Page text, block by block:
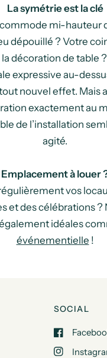
La symétrie est la clé
mi-hauteur
dépouillé ? Votre
décoration de table
expressive au-
nouvel effet. Mais
exactement au
de l’installation
agité.
Emplacement à louer
vos
et des célébrations ?
idéales
événementielle !
SOCIAL